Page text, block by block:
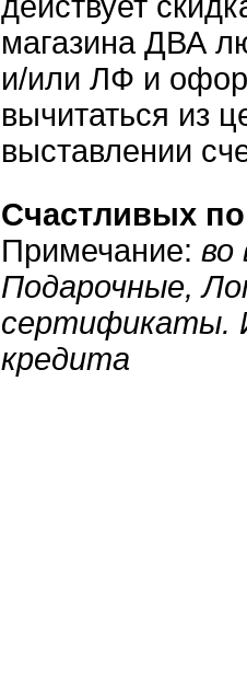
магазина ДВА
и/или ЛФ и
вычитаться из
выставлении
Счастливых
Примечание: во
Подарочные,
сертификаты.
кредита